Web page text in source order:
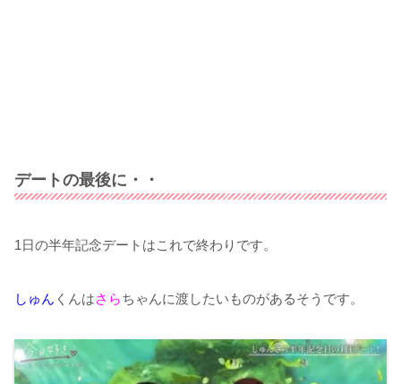
デートの最後に・・
1日の半年記念デートはこれで終わりです。
しゅん くんはさらちゃんに渡したいものがあるそうです。